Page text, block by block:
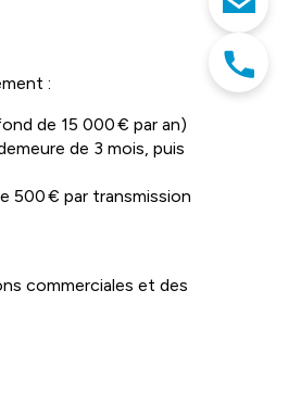
:
de 15 000 € par an)
de 3 mois, puis
500 € par transmission
commerciales et des